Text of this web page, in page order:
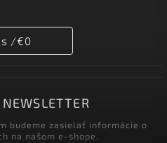
/€0
budeme zasielať informácie o
na našom e-shope.